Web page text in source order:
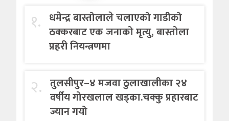
१. धमेन्द्र बास्तोलाले चलाएको गाडीको
ठक्करबाट एक जनाको मृत्यु, बास्तोला
प्रहरी नियन्त्रणमा
२. तुलसीपुर–४ मजवा ठुलाखालीका २४
वर्षीय गोरखलाल खड्का.चक्कु प्रहारबाट
ज्यान गयो